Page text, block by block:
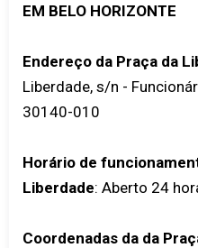
EM BELO HORIZONTE
Endereço da Praça da
Liberdade, s/n -
30140-010
Horário de
Liberdade: Aberto 24
Coordenadas da da